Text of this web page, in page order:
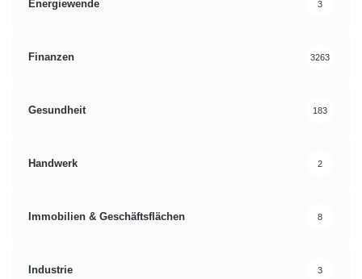
Energiewende 3
Finanzen 3263
Gesundheit 183
Handwerk 2
Immobilien & Geschäftsflächen 8
Industrie 3